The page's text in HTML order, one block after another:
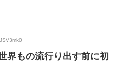
界もの流行り出す前に初